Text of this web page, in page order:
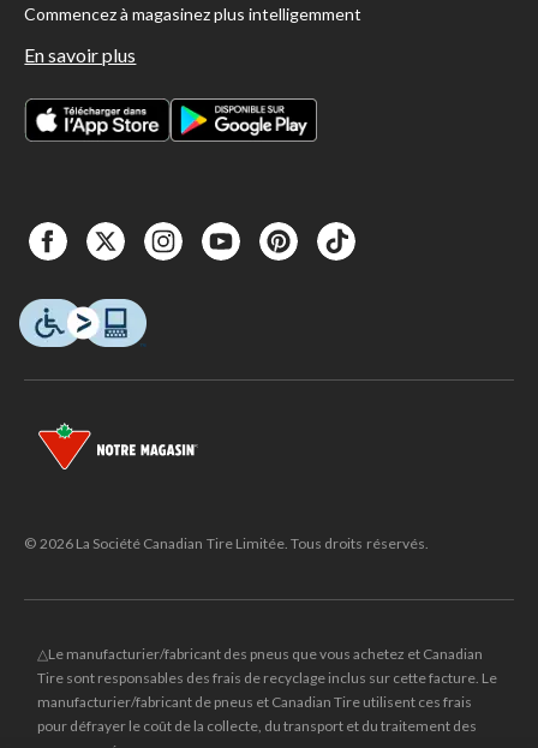
Commencez à magasinez plus intelligemment
En savoir plus
© 2026 La Société Canadian Tire Limitée. Tous droits réservés.
△Le manufacturier/fabricant des pneus que vous achetez et Canadian
Tire sont responsables des frais de recyclage inclus sur cette facture. Le
manufacturier/fabricant de pneus et Canadian Tire utilisent ces frais
pour défrayer le coût de la collecte, du transport et du traitement des